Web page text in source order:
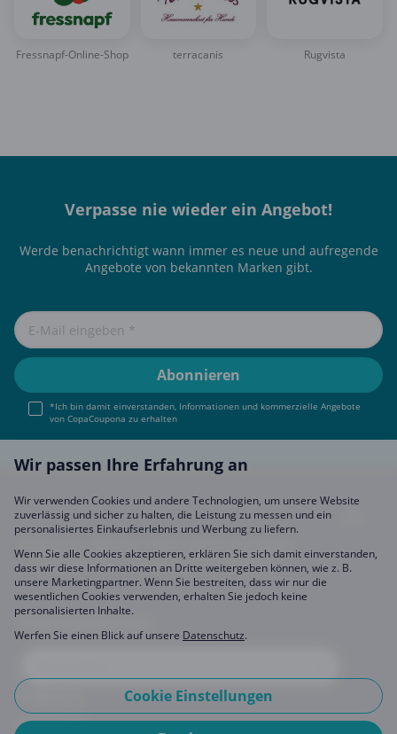
Fressnapf-Online-Shop terracanis Rugvista
Verpasse nie wieder ein Angebot!
Werde benachrichtigt wann immer es neue und aufregende
Angebote von bekannten Marken gibt.
*Ich bin damit einverstanden, Informationen und kommerzielle Angebote
von CopaCoupona zu erhalten
Impressum About Us FAQ
Sich Uns Anschließen
Partner werden
Datenschutz Einstellungen
Wir passen Ihre Erfahrung an
Wir verwenden Cookies und andere Technologien, um unsere Website
zuverlässig und sicher zu halten, die Leistung zu messen und ein
personalisiertes Einkaufserlebnis und Werbung zu liefern.
Wenn Sie alle Cookies akzeptieren, erklären Sie sich damit einverstanden,
dass wir diese Informationen an Dritte weitergeben können, wie z. B.
unsere Marketingpartner. Wenn Sie bestreiten, dass wir nur die
wesentlichen Cookies verwenden, erhalten Sie jedoch keine
personalisierten Inhalte.
Werfen Sie einen Blick auf unsere Datenschutz.
Cookie Einstellungen